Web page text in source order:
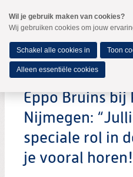
naar
Spring
de
inhoud
Spring
naar
hoofdmenu
Eppo Bruins bij
Nijmegen:
speciale rol in
je vooral
Wil je gebruik maken van cookies?
Wij gebruiken cookies om jouw
Schakel alle cookies in Toon
Alleen essentiële cookies